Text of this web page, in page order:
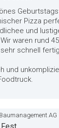
Pizza
und
waren rund
schnell
und
AG